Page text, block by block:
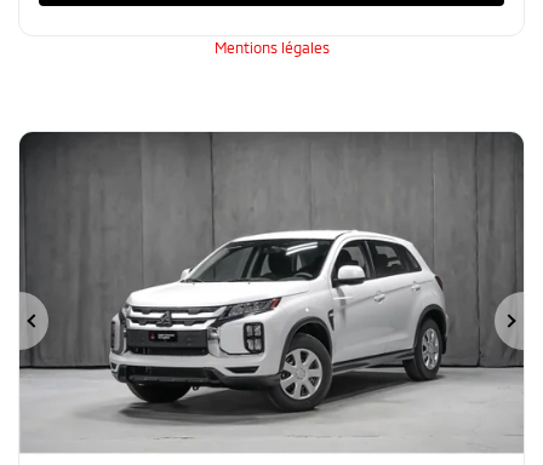
Mentions légales
Précédent